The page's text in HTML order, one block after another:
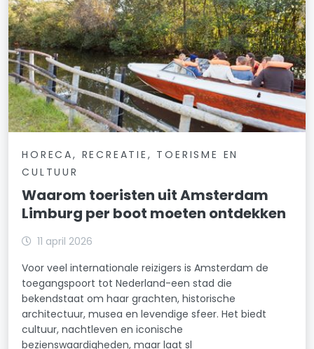
HORECA, RECREATIE, TOERISME EN
CULTUUR
Waarom toeristen uit Amsterdam
Limburg per boot moeten ontdekken
11 april 2026
Voor veel internationale reizigers is Amsterdam de
toegangspoort tot Nederland-een stad die
bekendstaat om haar grachten, historische
architectuur, musea en levendige sfeer. Het biedt
cultuur, nachtleven en iconische
bezienswaardigheden, maar laat sl